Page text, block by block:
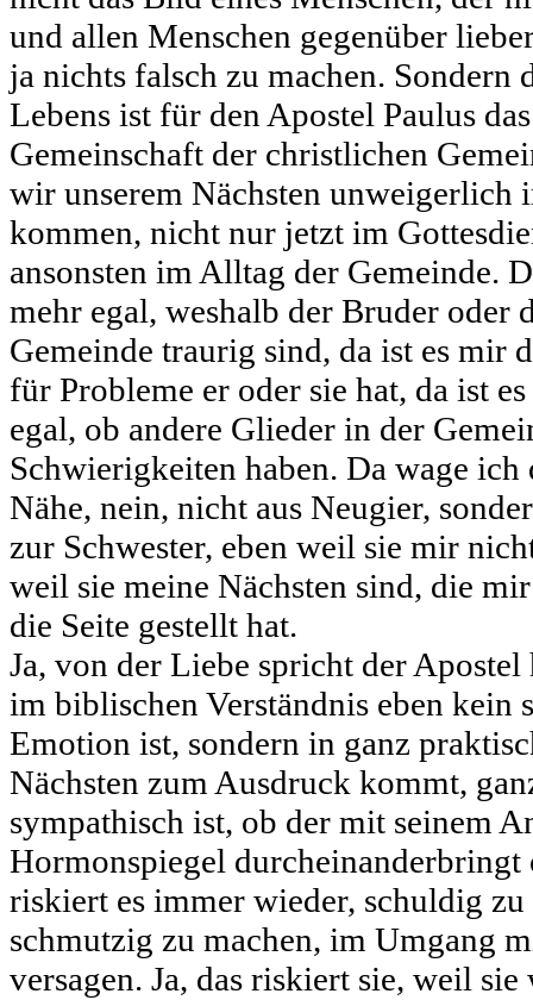
und allen Menschen gegenüber
ja nichts falsch zu machen.
Lebens ist für den Apostel Paulus
Gemeinschaft der christlichen
wir unserem Nächsten unweigerlich
kommen, nicht nur jetzt im
ansonsten im Alltag der Gemeinde.
mehr egal, weshalb der Bruder oder
Gemeinde traurig sind, da ist es mir
für Probleme er oder sie hat, da ist
egal, ob andere Glieder in der
Schwierigkeiten haben. Da wage
Nähe, nein, nicht aus Neugier,
zur Schwester, eben weil sie mir
weil sie meine Nächsten sind, die
die Seite gestellt hat.
Ja, von der Liebe spricht der
im biblischen Verständnis eben kein
Emotion ist, sondern in ganz
Nächsten zum Ausdruck kommt,
sympathisch ist, ob der mit seinem
Hormonspiegel
riskiert es immer wieder, schuldig
schmutzig zu machen, im Umgang
versagen. Ja, das riskiert sie, weil sie